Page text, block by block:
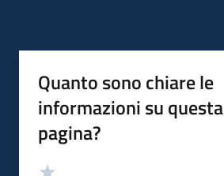
Quanto sono chiare le
informazioni su questa
pagina?
Valutazione